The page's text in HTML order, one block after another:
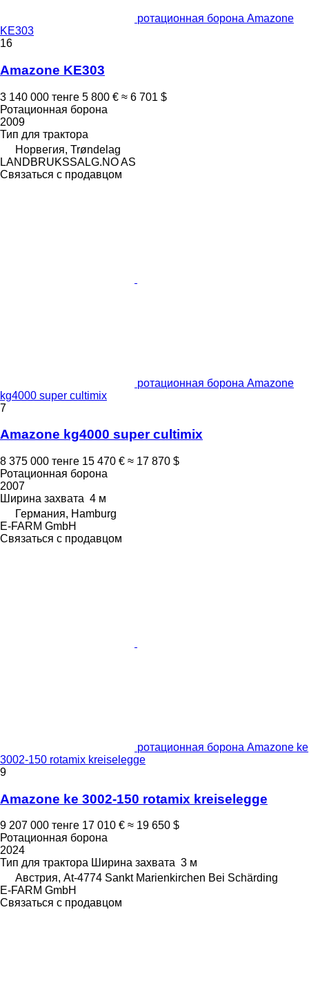
ротационная борона Amazone
KE303
16
Amazone KE303
3 140 000 тенге 5 800 € ≈ 6 701 $
Ротационная борона
2009
Тип для трактора
Норвегия, Trøndelag
LANDBRUKSSALG.NO AS
Связаться с продавцом
ротационная борона Amazone
kg4000 super cultimix
7
Amazone kg4000 super cultimix
8 375 000 тенге 15 470 € ≈ 17 870 $
Ротационная борона
2007
Ширина захвата 4 м
Германия, Hamburg
E-FARM GmbH
Связаться с продавцом
ротационная борона Amazone ke
3002-150 rotamix kreiselegge
9
Amazone ke 3002-150 rotamix kreiselegge
9 207 000 тенге 17 010 € ≈ 19 650 $
Ротационная борона
2024
Тип для трактора Ширина захвата 3 м
Австрия, At-4774 Sankt Marienkirchen Bei Schärding
E-FARM GmbH
Связаться с продавцом